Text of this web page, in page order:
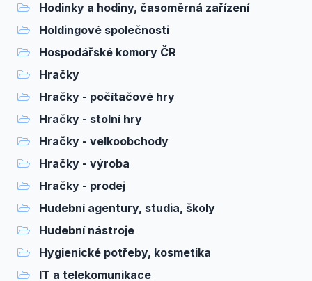
Hodinky a hodiny, časoměrná zařízení
Holdingové společnosti
Hospodářské komory ČR
Hračky
Hračky - počítačové hry
Hračky - stolní hry
Hračky - velkoobchody
Hračky - výroba
Hračky - prodej
Hudební agentury, studia, školy
Hudební nástroje
Hygienické potřeby, kosmetika
IT a telekomunikace